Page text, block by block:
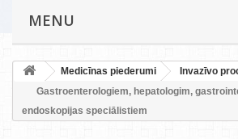
MENU
Medicīnas piederumi
Invazīvo
Gastroenterologiem, hepatologim,
endoskopijas speciālistiem